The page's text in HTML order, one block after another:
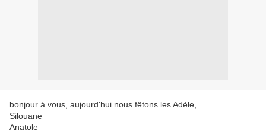
bonjour à vous, aujourd'hui nous fêtons les Adèle,
Silouane
Anatole